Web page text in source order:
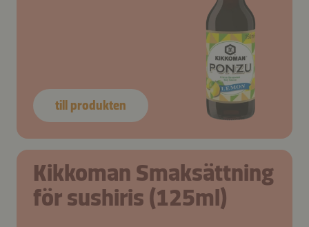
till produkten
Kikkoman Smaksättning
för sushiris (125ml)